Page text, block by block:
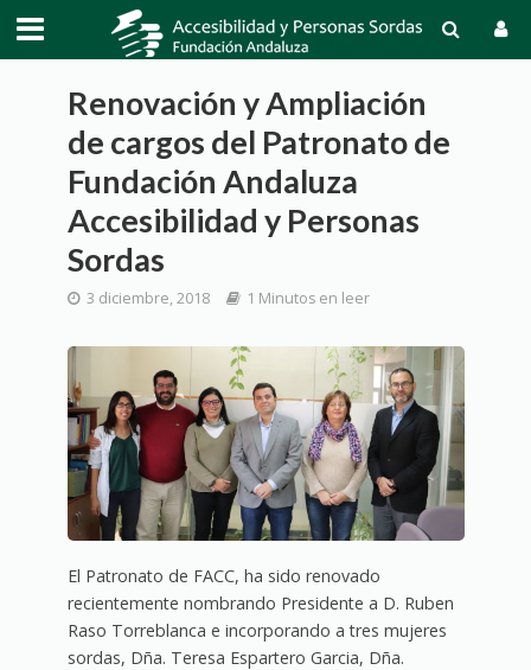
Renovación y Ampliación
de cargos del Patronato de
Fundación Andaluza
Accesibilidad y Personas
Sordas
3 diciembre, 2018 1 Minutos en leer
El Patronato de FACC, ha sido renovado
recientemente nombrando Presidente a D. Ruben
Raso Torreblanca e incorporando a tres mujeres
sordas, Dña. Teresa Espartero Garcia, Dña.